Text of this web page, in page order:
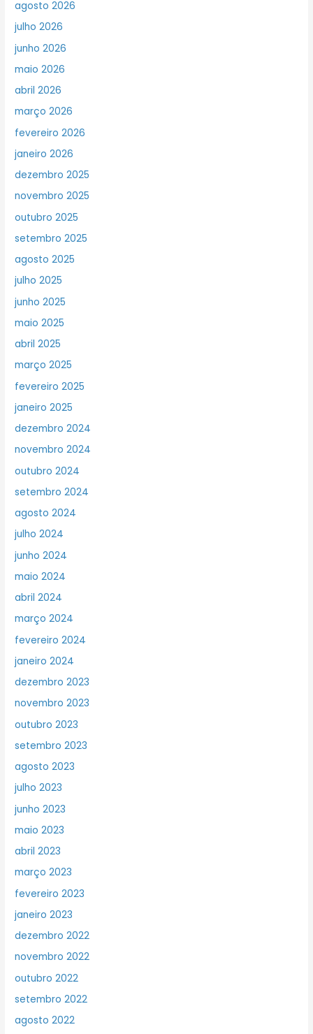
agosto 2026
julho 2026
junho 2026
maio 2026
abril 2026
março 2026
fevereiro 2026
janeiro 2026
dezembro 2025
novembro 2025
outubro 2025
setembro 2025
agosto 2025
julho 2025
junho 2025
maio 2025
abril 2025
março 2025
fevereiro 2025
janeiro 2025
dezembro 2024
novembro 2024
outubro 2024
setembro 2024
agosto 2024
julho 2024
junho 2024
maio 2024
abril 2024
março 2024
fevereiro 2024
janeiro 2024
dezembro 2023
novembro 2023
outubro 2023
setembro 2023
agosto 2023
julho 2023
junho 2023
maio 2023
abril 2023
março 2023
fevereiro 2023
janeiro 2023
dezembro 2022
novembro 2022
outubro 2022
setembro 2022
agosto 2022